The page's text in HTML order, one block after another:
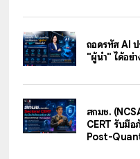
ถอดรหัส AI ป
"ผู้นำ" ได้อย่า
สกมช.
CERT รับมือ
Post-